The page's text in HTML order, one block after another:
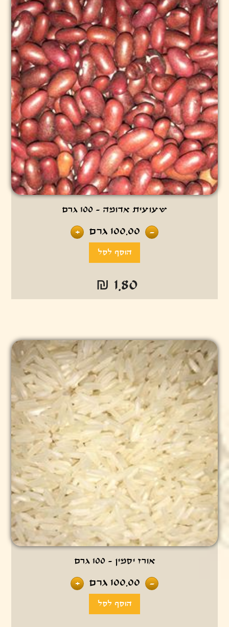
שעועית אדומה - 100 גרם
-
100.00 גרם +
₪ 1.80
אורז יסמין - 100 גרם
-
100.00 גרם +